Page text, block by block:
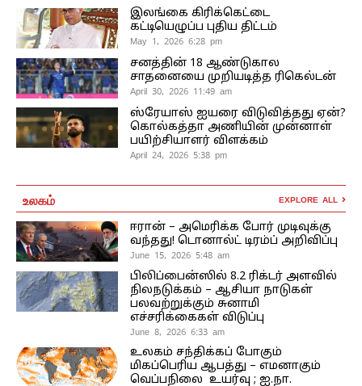
இலங்கை கிரிக்கெட்டை
கட்டியெழுப்ப புதிய திட்டம்
May 1, 2026 6:28 pm
சனத்தின் 18 ஆண்டுகால
சாதனையை முறியடித்த ரிகெல்டன்
April 30, 2026 11:49 am
ஸ்ரேயாஸ் ஐயரை விடுவித்தது ஏன்?
கொல்கத்தா அணியின் முன்னாள்
பயிற்சியாளர் விளக்கம்
April 24, 2026 5:38 pm
உலகம் EXPLORE ALL
ஈரான் – அமெரிக்க போர் முடிவுக்கு
வந்தது! டொனால்ட் டிரம்ப் அறிவிப்பு
June 15, 2026 5:48 am
பிலிப்பைன்ஸில் 8.2 ரிக்டர் அளவில்
நிலநடுக்கம் – ஆசியா நாடுகள்
பலவற்றுக்கும் சுனாமி
எச்சரிக்கைகள் விடுப்பு
June 8, 2026 6:33 am
உலகம் சந்திக்கப் போகும்
மிகப்பெரிய ஆபத்து – எமனாகும்
வெப்பநிலை உயர்வு ; ஐ.நா.